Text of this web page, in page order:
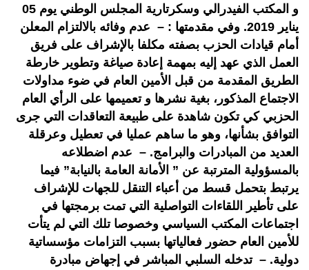
و المكتب الفيدرالي وسكرتارية المجلس الوطني يوم 05
يناير 2019. وفي مقدمتها : – عدم وفائه بالالتزام المعلن
أمام قيادات الحزب بصفته مكلفا بالإشراف على فريق
العمل الذي عهد إليه بمهمة إعادة صياغة وتطوير خارطة
الطريق المقدمة من قبل الأمين العام في ضوء مداولات
الاجتماع المذكور، بغية نشرها و تعميمها على الرأي العام
الحزبي كي تكون شاهدة على طبيعة التعاقدات التي جرى
التوافق بشأنها، وهو ما ساهم عمليا في تعطيل وعرقلة
العديد من المبادرات والبرامج. – عدم اضطلاعه
بالمسؤولية المترتبة عن ” الأمانة العامة بالنيابة” فيما
يرتبط بتحمل قسط من أعباء التنقل للجهات للإشراف
على تأطير اللقاءات التواصلية التي تمت برمجتها في
اجتماعات المكتب السياسي وخصوصا تلك التي لم يتأت
للأمين العام حضور فعالياتها بسبب التزامات مؤسساتية
دولية. – تدخله السلبي المباشر في إجهاض مبادرة